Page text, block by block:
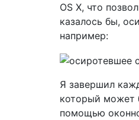
OS X, что
казалось бы,
например:
Я завершил
который может
помощью